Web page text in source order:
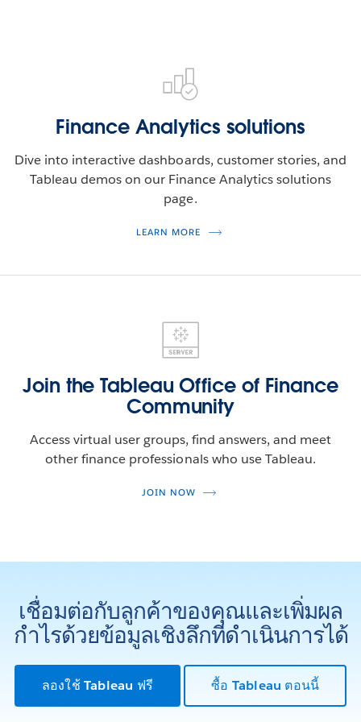
Finance Analytics solutions
Dive into interactive dashboards, customer stories, and
Tableau demos on our Finance Analytics solutions
page.
LEARN MORE
Join the Tableau Office of Finance
Community
Access virtual user groups, find answers, and meet
other finance professionals who use Tableau.
JOIN NOW
เชื่อมต่อกับลูกค้าของคุณและเพิ่มผล
กำไรด้วยข้อมูลเชิงลึกที่ดำเนินการได้
ลองใช้ Tableau ฟรี ซื้อ Tableau ตอนนี้